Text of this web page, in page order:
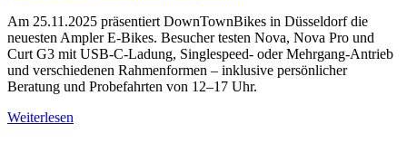
Am 25.11.2025 präsentiert DownTownBikes in Düsseldorf die
neuesten Ampler E-Bikes. Besucher testen Nova, Nova Pro und
Curt G3 mit USB-C-Ladung, Singlespeed- oder Mehrgang-Antrieb
und verschiedenen Rahmenformen – inklusive persönlicher
Beratung und Probefahrten von 12–17 Uhr.
Weiterlesen